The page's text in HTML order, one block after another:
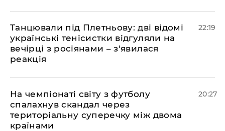
​Танцювали під Плетньову: дві відомі
українські тенісистки відгуляли на
вечірці з росіянами – з'явилася
реакція
22:19
​На чемпіонаті світу з футболу
спалахнув скандал через
територіальну суперечку між двома
країнами
20:27